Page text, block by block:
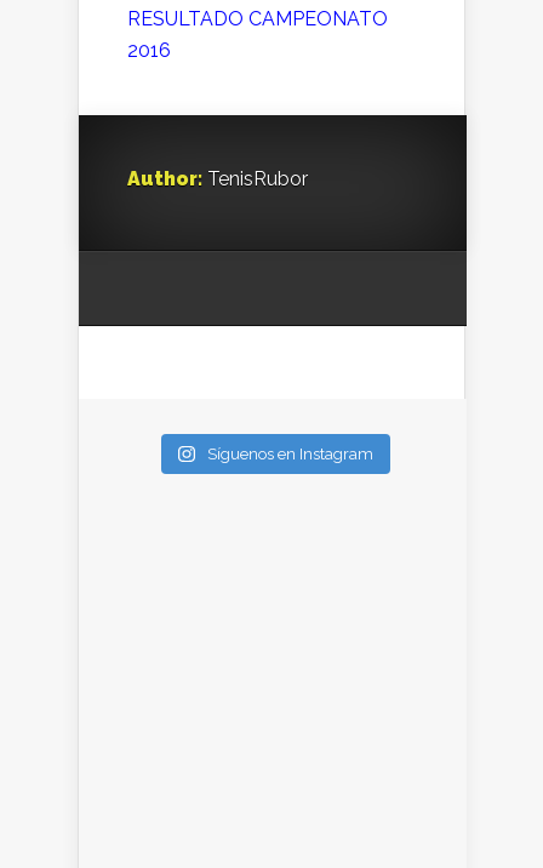
RESULTADO CAMPEONATO
2016
Author: TenisRubor
Síguenos en Instagram